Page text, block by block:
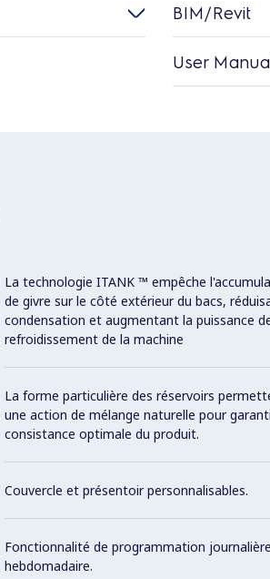
BIM/Revit
User
La technologie ITANK ™ empêche
de givre sur le côté extérieur du bacs,
condensation et augmentant la puissance
refroidissement de la machine
La forme particulière des réservoirs
une action de mélange naturelle pour
consistance optimale du produit.
Couvercle et présentoir personnalisables.
Fonctionnalité de programmation
hebdomadaire.